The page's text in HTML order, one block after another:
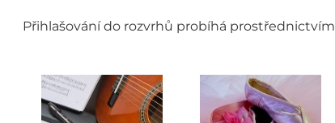
Přihlašování do rozvrhů probíhá prostřednictvím